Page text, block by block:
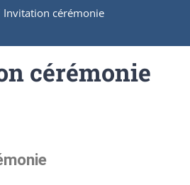
Invitation cérémonie
cérémonie